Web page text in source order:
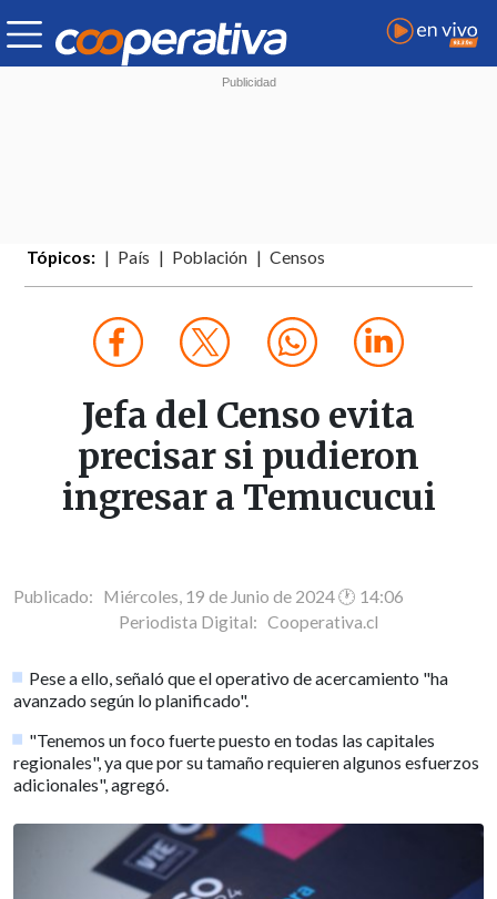
Tópicos: País Población Censos
Jefa del Censo evita
precisar si pudieron
ingresar a Temucucui
Publicado: Miércoles, 19 de Junio de 2024 🕐 14:06
Periodista Digital: Cooperativa.cl
Pese a ello, señaló que el operativo de acercamiento "ha
avanzado según lo planificado".
"Tenemos un foco fuerte puesto en todas las capitales
regionales", ya que por su tamaño requieren algunos esfuerzos
adicionales", agregó.